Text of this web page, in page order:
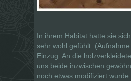
In ihrem Habitat hatte sie
sehr wohl gefühlt.
Einzug. An die
uns beide inzwischen
noch etwas modifiziert